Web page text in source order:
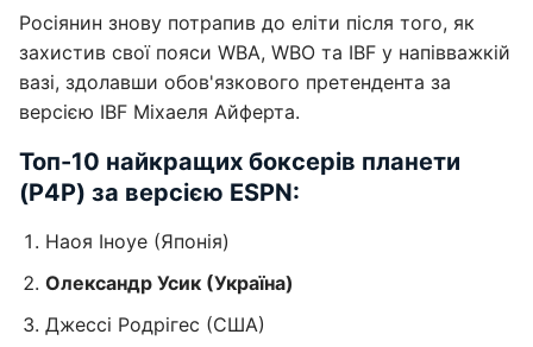
Росіянин знову потрапив до еліти після того, як
захистив свої пояси WBA, WBO та IBF у напівважкій
вазі, здолавши обов'язкового претендента за
версією IBF Міхаеля Айферта.
Топ-10 найкращих боксерів планети
(P4P) за версією ESPN:
Наоя Іноуе (Японія)
Олександр Усик (Україна)
Джессі Родрігес (США)